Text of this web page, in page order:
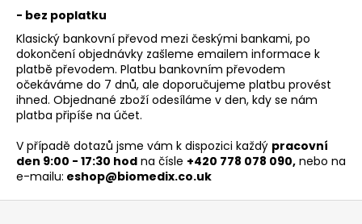
- bez poplatku
Klasický bankovní převod mezi českými bankami, po
dokončení objednávky zašleme emailem informace k
platbě převodem. Platbu bankovním převodem
očekáváme do 7 dnů, ale doporučujeme platbu provést
ihned. Objednané zboží odesíláme v den, kdy se nám
platba připíše na účet.
V případě dotazů jsme vám k dispozici každý pracovní
den 9:00 - 17:30 hod na čísle +420 778 078 090, nebo na
e-mailu: eshop@biomedix.co.uk
Z